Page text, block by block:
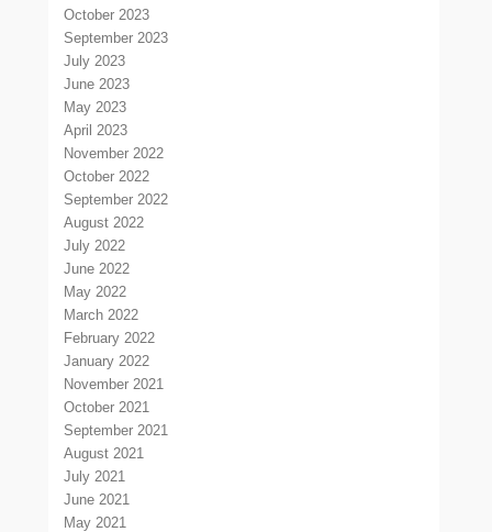
October 2023
September 2023
July 2023
June 2023
May 2023
April 2023
November 2022
October 2022
September 2022
August 2022
July 2022
June 2022
May 2022
March 2022
February 2022
January 2022
November 2021
October 2021
September 2021
August 2021
July 2021
June 2021
May 2021